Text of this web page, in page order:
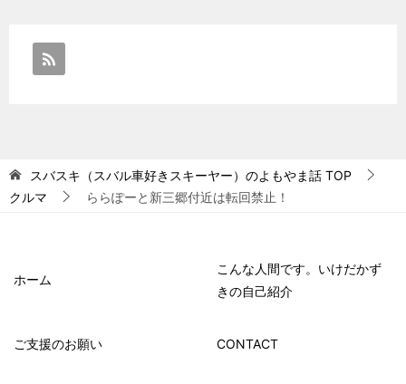
スバスキ（スバル車好きスキーヤー）のよもやま話 TOP
クルマ
ららぽーと新三郷付近は転回禁止！
ホーム
こんな人間です。いけだかず
きの自己紹介
ご支援のお願い CONTACT